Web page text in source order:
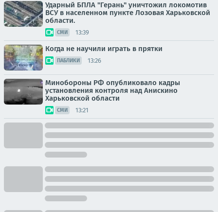
Ударный БПЛА "Герань" уничтожил локомотив
ВСУ в населенном пункте Лозовая Харьковской
области.
СМИ 13:39
Когда не научили играть в прятки
ПАБЛИКИ 13:26
Минобороны РФ опубликовало кадры
установления контроля над Анискино
Харьковской области
СМИ 13:21